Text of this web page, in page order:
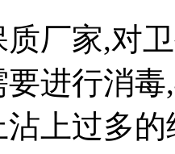
厂家,对
进行消毒
上过多